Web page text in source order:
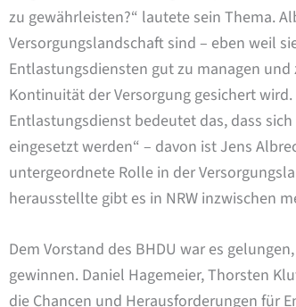
zu gewährleisten?“ lautete sein Thema.
Versorgungslandschaft sind – eben weil
Entlastungsdiensten gut zu managen
Kontinuität der Versorgung gesichert
Entlastungsdienst bedeutet das, dass
eingesetzt werden“ – davon ist Jens
untergeordnete Rolle in der
herausstellte gibt es in NRW inzwischen
Dem Vorstand des BHDU war es
gewinnen. Daniel Hagemeier, Thorsten
die Chancen und Herausforderungen für